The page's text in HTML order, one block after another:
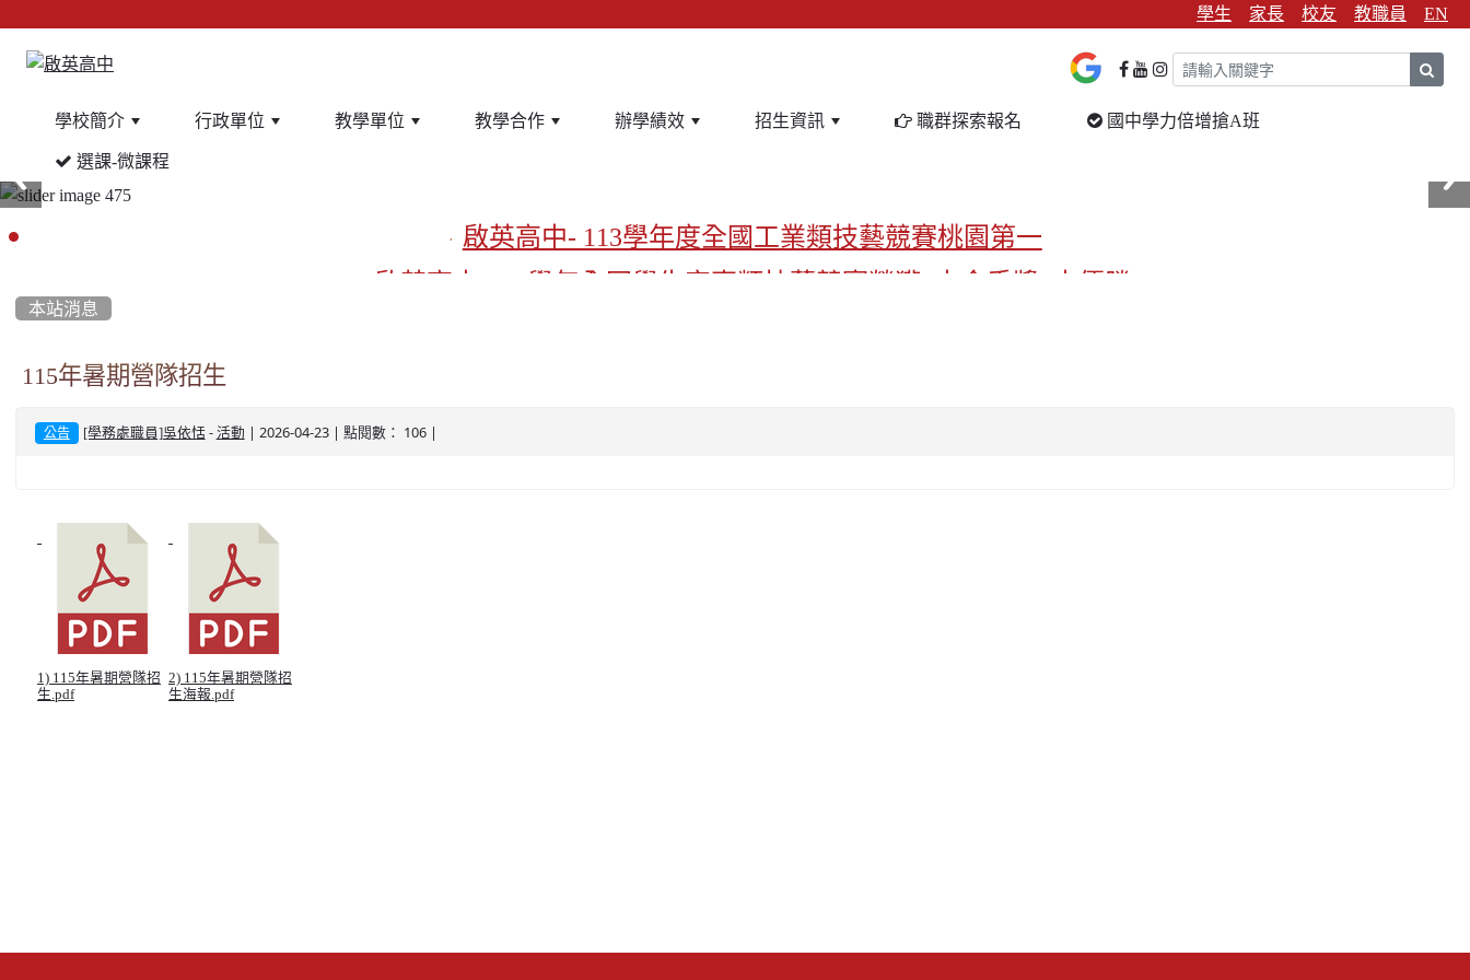
學生 家長 校友 教職員 EN
學校簡介 行政單位 教學單位 教學合作 辦學績效 招生資訊 職群探索報名 國中學力倍增搶A班
選課-微課程
啟英高中- 113學年度全國工業類技藝競賽桃園第一
啟英高中-113學年全國學生家事類技藝競賽榮獲1支金手獎3支優勝
本站消息
115年暑期營隊招生
公告 [學務處職員]吳依恬- 活動 | 2026-04-23 | 點閱數： 106 |
1) 115年暑期營隊招
生.pdf
2) 115年暑期營隊招
生海報.pdf